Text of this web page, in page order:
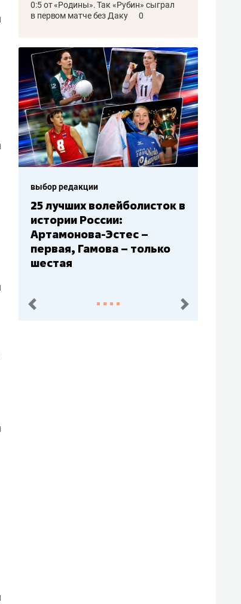
0:5 от «Родины». Так «Рубин» сыграл
в первом матче без Даку
0
выбор редакции
Бюджеты клубов КХЛ: СКА
– главный мажор, «Ак
Барс» – второй, «Салават
Юлаев» – середняк
пред. след.